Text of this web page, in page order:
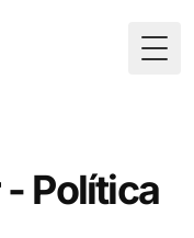
- Política